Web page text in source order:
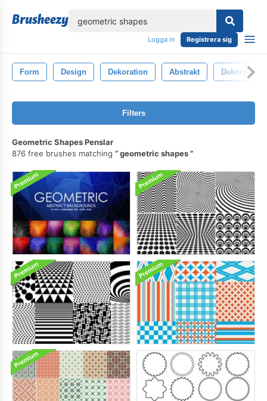
Logga in Registrera sig
Form Design Dekoration Abstrakt Dekorativ
Filters
Geometric Shapes Penslar
876 free brushes matching
geometric shapes